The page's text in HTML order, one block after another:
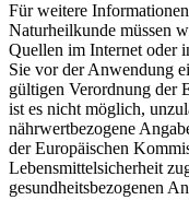
Für weitere
Naturheilkunde müssen
Quellen im Internet oder
Sie vor der Anwendung
gültigen Verordnung der
ist es nicht möglich,
nährwertbezogene
der Europäischen
Lebensmittelsicherheit
gesundheitsbezogenen